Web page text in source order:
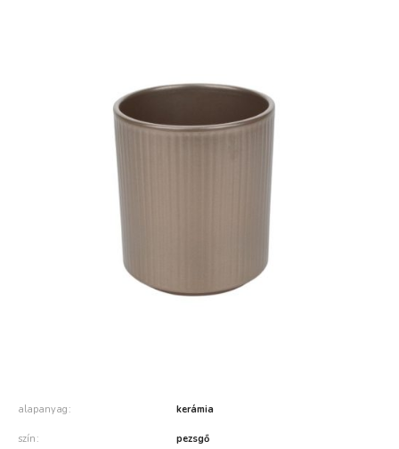
alapanyag kerámia
szín pezsgő